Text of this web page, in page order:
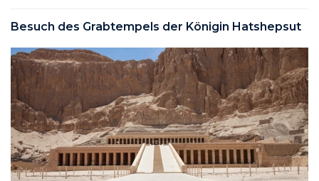
Besuch des Grabtempels der Königin Hatshepsut